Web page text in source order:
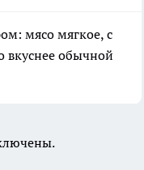
мясо мягкое, с
обычной